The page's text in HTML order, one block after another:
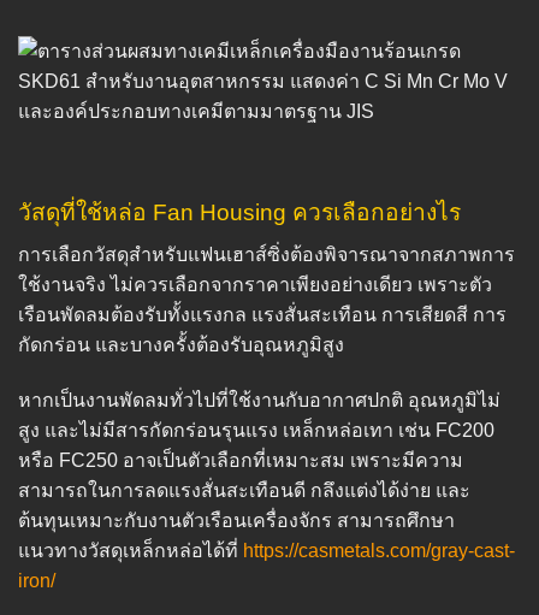
วัสดุที่ใช้หล่อ Fan Housing ควรเลือกอย่างไร
การเลือกวัสดุสำหรับแฟนเฮาส์ซิ่งต้องพิจารณาจากสภาพการ
ใช้งานจริง ไม่ควรเลือกจากราคาเพียงอย่างเดียว เพราะตัว
เรือนพัดลมต้องรับทั้งแรงกล แรงสั่นสะเทือน การเสียดสี การ
กัดกร่อน และบางครั้งต้องรับอุณหภูมิสูง
หากเป็นงานพัดลมทั่วไปที่ใช้งานกับอากาศปกติ อุณหภูมิไม่
สูง และไม่มีสารกัดกร่อนรุนแรง เหล็กหล่อเทา เช่น FC200
หรือ FC250 อาจเป็นตัวเลือกที่เหมาะสม เพราะมีความ
สามารถในการลดแรงสั่นสะเทือนดี กลึงแต่งได้ง่าย และ
ต้นทุนเหมาะกับงานตัวเรือนเครื่องจักร สามารถศึกษา
แนวทางวัสดุเหล็กหล่อได้ที่ https://casmetals.com/gray-cast-
iron/